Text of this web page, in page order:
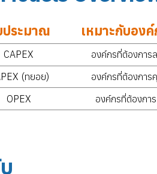
ระมาณ เหมาะกับอง
CAPEX
องค์กรที่ต้องการ
(ทยอย)
องค์กรที่ต้องการ
OPEX องค์กรที่ต้องก